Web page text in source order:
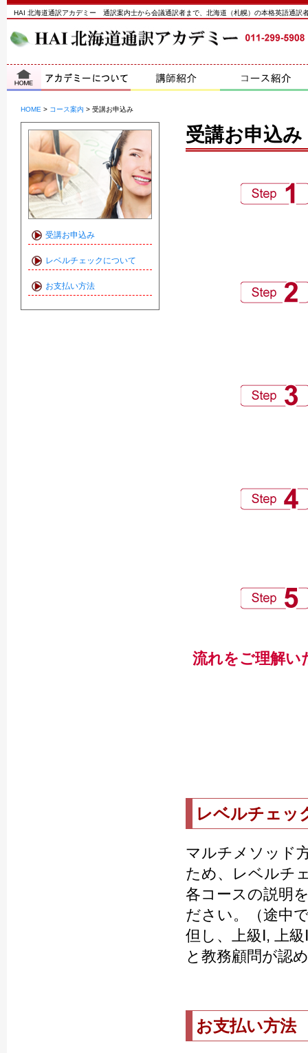
HAI 北海道通訳アカデミー 通訳案内士から会議通訳者まで、北海道（札幌）の本格英語通訳
HOME > コース案内 > 受講お申込み
受講お申込み
流れをご理解い
レベルチェッ
マルチメソッド
ため、レベルチ
各コースの説明
ださい。（途中
但し、上級Ⅰ, 上
と教務顧問が認
お支払い方法
受講お申込み
レベルチェックについて
お支払い方法